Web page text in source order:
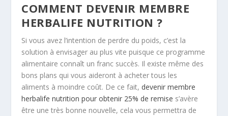
COMMENT DEVENIR MEMBRE
HERBALIFE NUTRITION ?
Si vous avez l’intention de perdre du poids, c’est la
solution à envisager au plus vite puisque ce programme
alimentaire connaît un franc succès. Il existe même des
bons plans qui vous aideront à acheter tous les
aliments à moindre coût. De ce fait, devenir membre
herbalife nutrition pour obtenir 25% de remise s’avère
être une très bonne nouvelle, cela vous permettra de